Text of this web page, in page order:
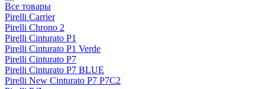
Все товары
Pirelli Carrier
Pirelli Chrono 2
Pirelli Cinturato P1
Pirelli Cinturato P1 Verde
Pirelli Cinturato P7
Pirelli Cinturato P7 BLUE
Pirelli New Cinturato P7 P7C2